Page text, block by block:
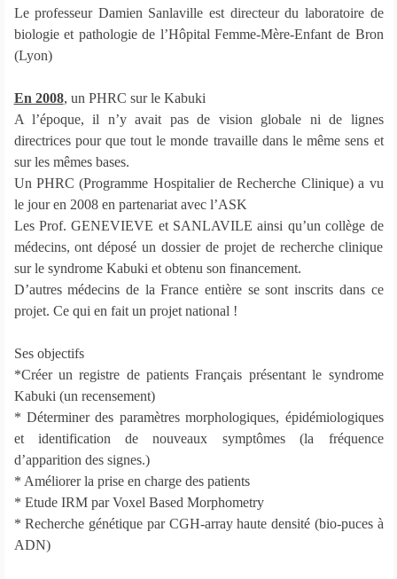
Le professeur Damien Sanlaville est directeur du laboratoire de
biologie et pathologie de l’Hôpital Femme-Mère-Enfant de Bron
(Lyon)
En 2008, un PHRC sur le Kabuki
A l’époque, il n’y avait pas de vision globale ni de lignes
directrices pour que tout le monde travaille dans le même sens et
sur les mêmes bases.
Un PHRC (Programme Hospitalier de Recherche Clinique) a vu
le jour en 2008 en partenariat avec l’ASK
Les Prof. GENEVIEVE et SANLAVILE ainsi qu’un collège de
médecins, ont déposé un dossier de projet de recherche clinique
sur le syndrome Kabuki et obtenu son financement.
D’autres médecins de la France entière se sont inscrits dans ce
projet. Ce qui en fait un projet national !
Ses objectifs
*Créer un registre de patients Français présentant le syndrome
Kabuki (un recensement)
* Déterminer des paramètres morphologiques, épidémiologiques
et identification de nouveaux symptômes (la fréquence
d’apparition des signes.)
* Améliorer la prise en charge des patients
* Etude IRM par Voxel Based Morphometry
* Recherche génétique par CGH-array haute densité (bio-puces à
ADN)